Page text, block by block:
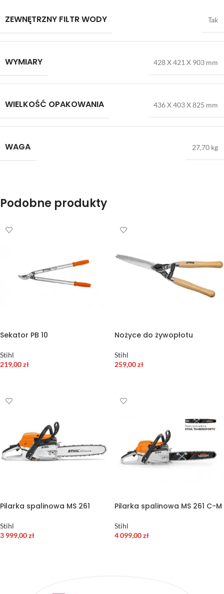
ZEWNĘTRZNY FILTR WODY Tak
WYMIARY 428 X 421 X 903 mm
WIELKOŚĆ OPAKOWANIA 436 X 403 X 825 mm
WAGA 27,70 kg
Podobne produkty
Sekator PB 10
Stihl
219,00zł
Nożyce do żywopłotu
Stihl
259,00zł
Pilarka spalinowa MS 261
Stihl
3 999,00zł
Pilarka spalinowa MS 261 C-M
Stihl
4 099,00zł